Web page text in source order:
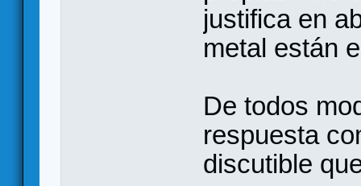
justifica en
metal están
De todos
respuesta
discutible